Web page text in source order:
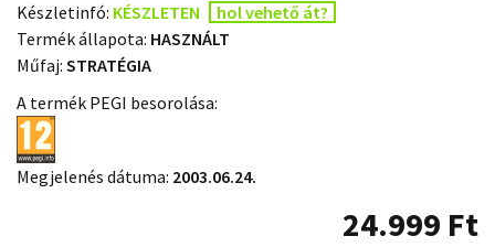
Készletinfó: KÉSZLETEN
hol vehető át?
Termék állapota: HASZNÁLT
Műfaj: STRATÉGIA
A termék PEGI besorolása:
Megjelenés dátuma: 2003.06.24.
24.999 Ft